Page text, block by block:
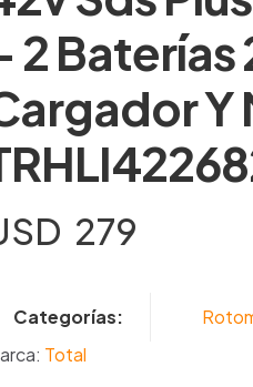
2
Y
279
Categorías:
Total